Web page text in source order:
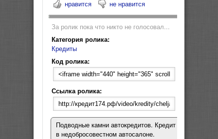
нравится не нравится
За ролик пока что никто не голосовал...
Категория ролика:
Кредиты
Код ролика:
Ссылка ролика:
Подводные камни автокредитов. Кредит
в недобросовестном автосалоне.